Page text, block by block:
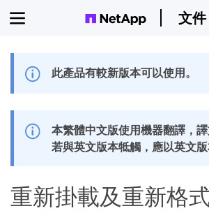
文件
此產品有較新版本可以使用。
本繁體中文版使用機器翻譯，譯
若與英文版本牴觸，應以英文版
重新掛載及重新格